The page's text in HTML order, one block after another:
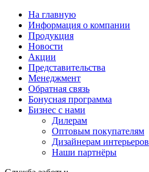
На главную
Информация о компании
Продукция
Новости
Акции
Представительства
Менеджмент
Обратная связь
Бонусная программа
Бизнес с нами
Дилерам
Оптовым покупателям
Дизайнерам интерьеров
Наши партнёры